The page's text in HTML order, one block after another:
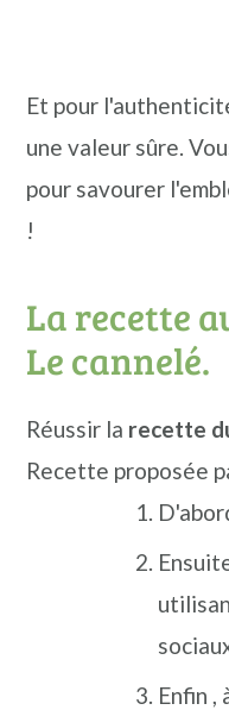
Et pour
une valeur sûre.
pour savourer
!
La recette
Le cannelé.
Réussir la recette
Recette proposée
Enfin